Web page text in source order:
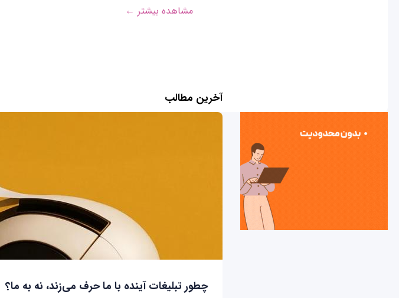
مشاهده بیشتر ←
آخرین مطالب
چطور تبلیغات آینده با ما حرف می‌زند، نه به ما؟